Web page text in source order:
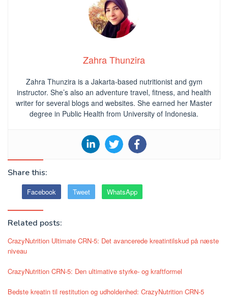
Zahra Thunzira
Zahra Thunzira is a Jakarta-based nutritionist and gym
instructor. She’s also an adventure travel, fitness, and health
writer for several blogs and websites. She earned her Master
degree in Public Health from University of Indonesia.
Share this:
Facebook Tweet WhatsApp
Related posts:
CrazyNutrition Ultimate CRN-5: Det avancerede kreatintilskud på næste
niveau
CrazyNutrition CRN-5: Den ultimative styrke- og kraftformel
Bedste kreatin til restitution og udholdenhed: CrazyNutrition CRN-5